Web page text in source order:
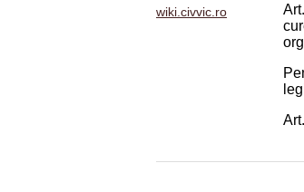
wiki.civvic.ro